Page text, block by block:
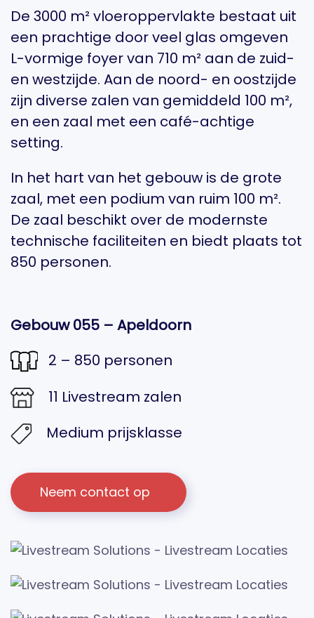
De 3000 m² vloeroppervlakte bestaat uit
een prachtige door veel glas omgeven
L-vormige foyer van 710 m² aan de zuid-
en westzijde. Aan de noord- en oostzijde
zijn diverse zalen van gemiddeld 100 m²,
en een zaal met een café-achtige
setting.
In het hart van het gebouw is de grote
zaal, met een podium van ruim 100 m².
De zaal beschikt over de modernste
technische faciliteiten en biedt plaats tot
850 personen.
Gebouw 055 – Apeldoorn
2 – 850 personen
11 Livestream zalen
Medium prijsklasse
Neem contact op